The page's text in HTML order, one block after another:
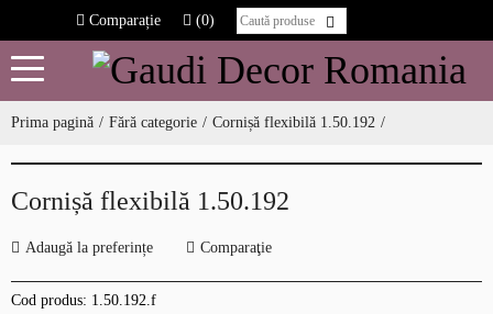
Comparație (0)
Prima pagină Fără categorie Cornișă flexibilă 1.50.192
Cornișă flexibilă 1.50.192
Adaugă la preferințe Comparaţie
Cod produs: 1.50.192.f